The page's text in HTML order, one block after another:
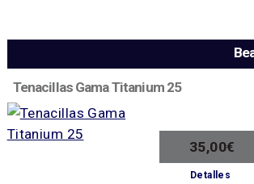
Tenacillas Gama Titanium 25
35,00€
Detalles